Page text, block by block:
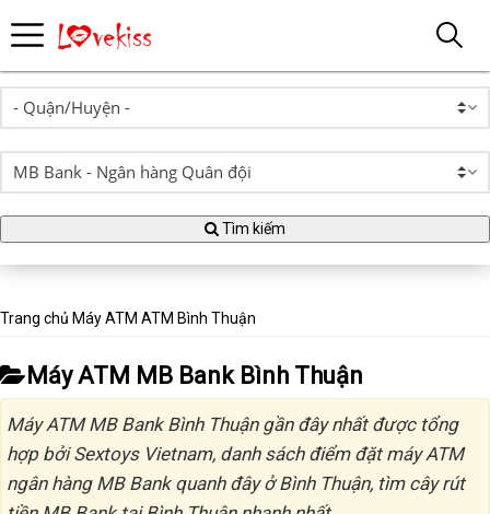
Tìm kiếm
Trang chủ Máy ATM ATM Bình Thuận
Máy ATM MB Bank Bình Thuận
Máy ATM MB Bank Bình Thuận gần đây nhất được tổng
hợp bởi Sextoys Vietnam, danh sách điểm đặt máy ATM
ngân hàng MB Bank quanh đây ở Bình Thuận, tìm cây rút